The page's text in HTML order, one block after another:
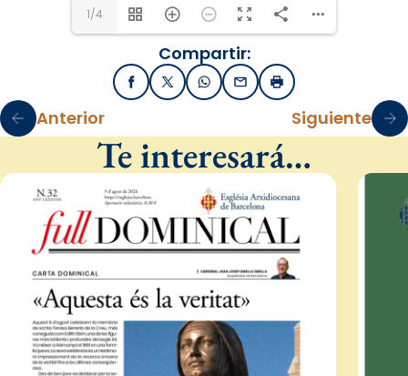
1/4
Compartir:
FacebookX / TwitterWhatsApp
EmailImprimir
Anterior Siguiente
Te interesará…